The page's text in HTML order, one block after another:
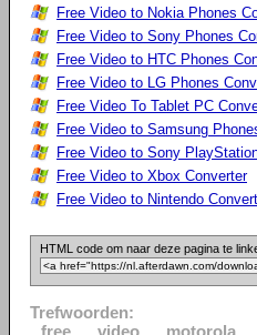
Free Video to Nokia Phones
Free Video to Sony Phones
Free Video to HTC Phones
Free Video to LG Phones
Free Video To Tablet PC
Free Video to Samsung
Free Video to Sony
Free Video to Xbox Converter
Free Video to Nintendo
HTML code om naar deze pagina te
Trefwoorden:
free
video motorola